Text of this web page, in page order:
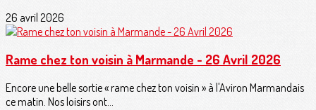
26 avril 2026
Rame chez ton voisin à Marmande - 26 Avril 2026
Encore une belle sortie « rame chez ton voisin » à l'Aviron Marmandais
ce matin. Nos loisirs ont...